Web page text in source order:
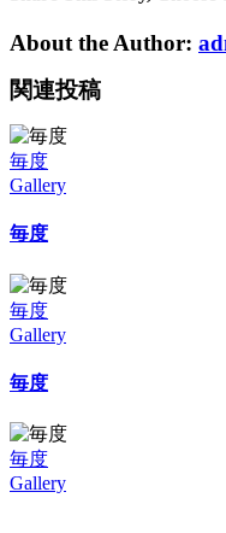
About the Author:
関連投稿
毎度
Gallery
毎度
毎度
Gallery
毎度
毎度
Gallery